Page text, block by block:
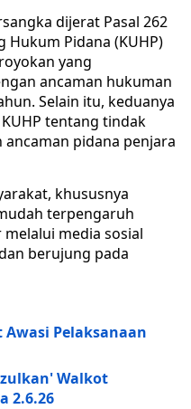
dijerat Pasal 262
Hukum Pidana (KUHP)
yang
ancaman hukuman
Selain itu, keduanya
tentang tindak
pidana penjara
khususnya
terpengaruh
media sosial
berujung pada
Pelaksanaan
Walkot
2.6.26